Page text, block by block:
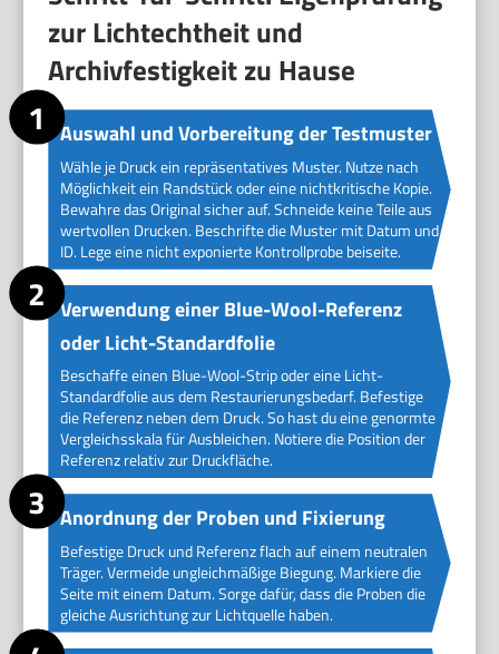
zur Lichtechtheit und
Archivfestigkeit zu Hause
Auswahl und Vorbereitung der Testmuster
Wähle je Druck ein repräsentatives Muster. Nutze nach
Möglichkeit ein Randstück oder eine nichtkritische Kopie.
Bewahre das Original sicher auf. Schneide keine Teile aus
wertvollen Drucken. Beschrifte die Muster mit Datum und
ID. Lege eine nicht exponierte Kontrollprobe beiseite.
Verwendung einer Blue-Wool-Referenz
oder Licht-Standardfolie
Beschaffe einen Blue-Wool-Strip oder eine Licht-
Standardfolie aus dem Restaurierungsbedarf. Befestige
die Referenz neben dem Druck. So hast du eine genormte
Vergleichsskala für Ausbleichen. Notiere die Position der
Referenz relativ zur Druckfläche.
Anordnung der Proben und Fixierung
Befestige Druck und Referenz flach auf einem neutralen
Träger. Vermeide ungleichmäßige Biegung. Markiere die
Seite mit einem Datum. Sorge dafür, dass die Proben die
gleiche Ausrichtung zur Lichtquelle haben.